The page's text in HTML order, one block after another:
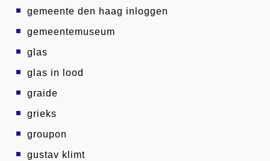
gemeente den haag inloggen
gemeentemuseum
glas
glas in lood
graide
grieks
groupon
gustav klimt